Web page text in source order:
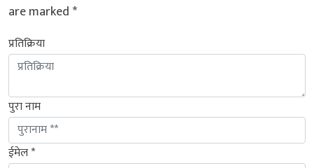
are marked*
प्रतिक्रिया
पुरा नाम
ईमेल *